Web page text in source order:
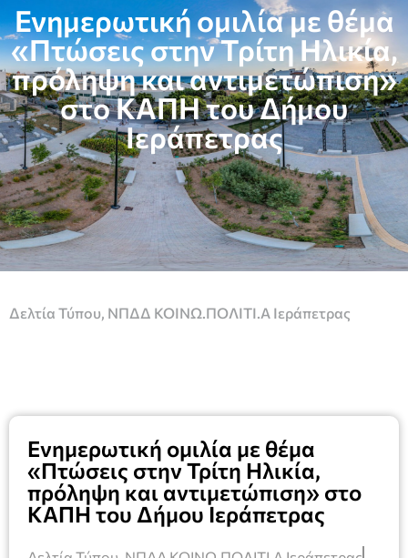
Ενημερωτική ομιλία με θέμα
«Πτώσεις στην Τρίτη Ηλικία,
πρόληψη και αντιμετώπιση»
στο ΚΑΠΗ του Δήμου
Ιεράπετρας
Δελτία Τύπου ΝΠΔΔ ΚΟΙΝΩ.ΠΟΛΙΤΙ.Α Ιεράπετρας
Ενημερωτική ομιλία με θέμα
«Πτώσεις στην Τρίτη Ηλικία,
πρόληψη και αντιμετώπιση» στο
ΚΑΠΗ του Δήμου Ιεράπετρας